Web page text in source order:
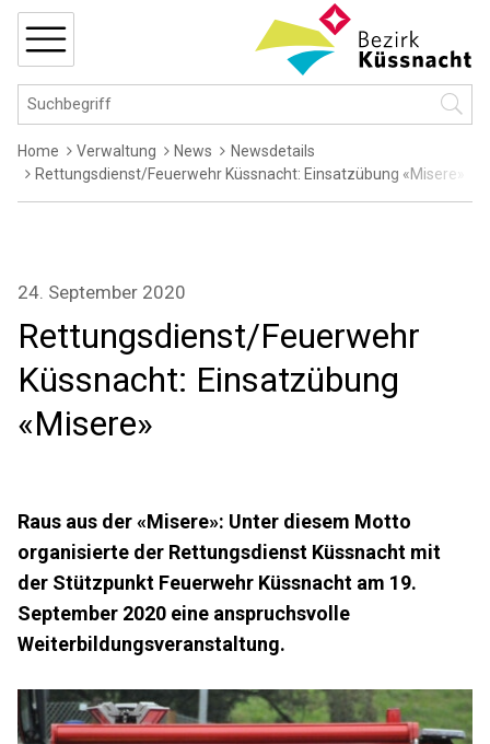
Navigieren in Küssnacht
Schnellnavigation
Hauptnavigation
Suchbegriff
Breadcrumb
Home Verwaltung News
Newsdetails
Rettungsdienst/Feuerwehr Küssnacht: Einsatzübung «Misere»
Rettungsdienst/Feuerwehr
Küssnacht: Einsatzübung
«Misere»
24. September 2020
Raus aus der «Misere»: Unter diesem Motto
organisierte der Rettungsdienst Küssnacht mit
der Stützpunkt Feuerwehr Küssnacht am 19.
September 2020 eine anspruchsvolle
Weiterbildungsveranstaltung.